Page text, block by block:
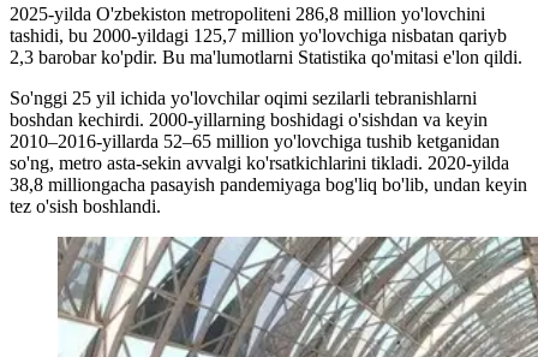
2025-yilda O'zbekiston metropoliteni 286,8 million yo'lovchini
tashidi, bu 2000-yildagi 125,7 million yo'lovchiga nisbatan qariyb
2,3 barobar ko'pdir. Bu ma'lumotlarni Statistika qo'mitasi e'lon qildi.
So'nggi 25 yil ichida yo'lovchilar oqimi sezilarli tebranishlarni
boshdan kechirdi. 2000-yillarning boshidagi o'sishdan va keyin
2010–2016-yillarda 52–65 million yo'lovchiga tushib ketganidan
so'ng, metro asta-sekin avvalgi ko'rsatkichlarini tikladi. 2020-yilda
38,8 milliongacha pasayish pandemiyaga bog'liq bo'lib, undan keyin
tez o'sish boshlandi.